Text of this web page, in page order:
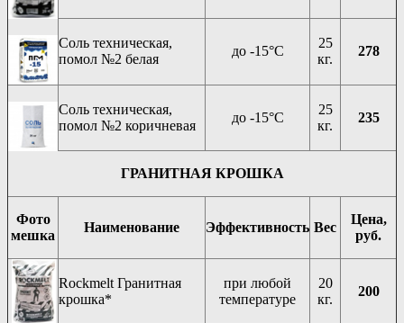
Соль техническая,
помол №2 белая
до -15°C
25
кг.
278
Соль техническая,
помол №2 коричневая
до -15°C
25
кг.
235
ГРАНИТНАЯ КРОШКА
Фото
мешка
Наименование Эффективность Вес
Цена,
руб.
Rockmelt Гранитная
крошка*
при любой
температуре
20
кг.
200